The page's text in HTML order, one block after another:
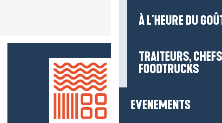
À L'HEURE DU
TRAITEURS,
FOODTRUCKS
EVENEMENTS